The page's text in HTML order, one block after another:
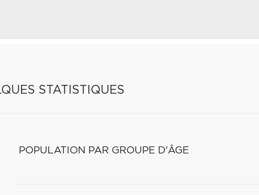
STATISTIQUES
POPULATION PAR GROUPE D'ÂGE